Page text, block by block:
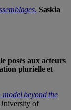
Saskia
posés aux acteurs
plurielle et
beyond the
of